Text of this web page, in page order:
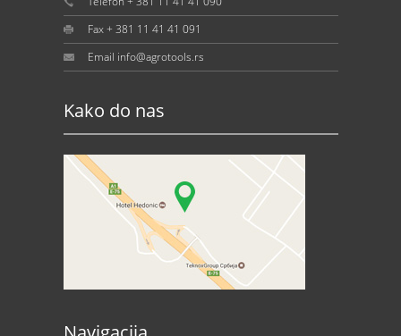
Fax + 381 11 41 41 091
Email info@agrotools.rs
Kako do nas